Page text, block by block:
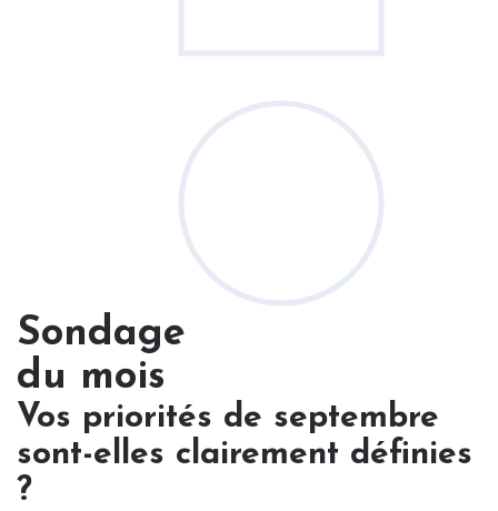
Sondage
du mois
Vos priorités de septembre
sont-elles clairement définies
?